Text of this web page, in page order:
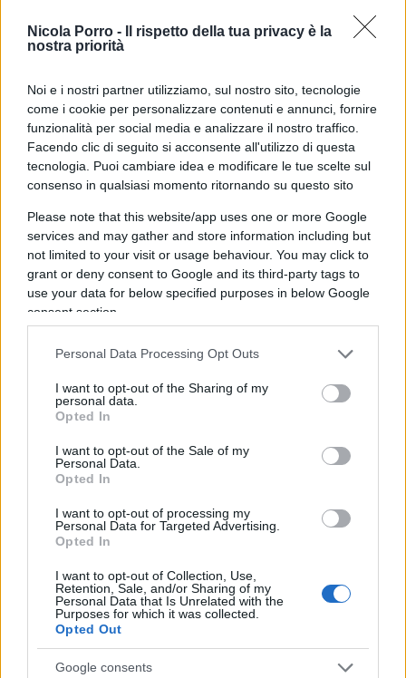
Nicola Porro -
Il rispetto della tua privacy è la
nostra priorità
Noi e i nostri partner utilizziamo, sul nostro sito, tecnologie
come i cookie per personalizzare contenuti e annunci, fornire
funzionalità per social media e analizzare il nostro traffico.
Facendo clic di seguito si acconsente all'utilizzo di questa
tecnologia. Puoi cambiare idea e modificare le tue scelte sul
consenso in qualsiasi momento ritornando su questo sito
Please note that this website/app uses one or more Google
services and may gather and store information including but
not limited to your visit or usage behaviour. You may click to
grant or deny consent to Google and its third-party tags to
use your data for below specified purposes in below Google
consent section.
Personal Data Processing Opt Outs
I want to opt-out of the Sharing of my
personal data.
Opted In
I want to opt-out of the Sale of my
Personal Data.
Opted In
I want to opt-out of processing my
Personal Data for Targeted Advertising.
Opted In
I want to opt-out of Collection, Use,
Retention, Sale, and/or Sharing of my
Personal Data that Is Unrelated with the
Purposes for which it was collected.
Opted Out
Google consents
Minutes”(nessun rimpianto per i minuti spesi su
Rendendo pubblico l’algoritmo ci ha fornito la
chiave di comprensione delle regole usate da
Twitterper selezionare quanto vediamo. Un
sistema complesso, considerato che ogni giorno
vengono prodotti circa500 milioni di messaggi
mentre in una tipica sessione abbiamo il tempo di
consultarne forse una quindicina.
quando è al timone della società (periodo che
viene definito senza alcuna prova
“chaos at Twitter”
da parte delNew York Times
modificarlo al fine di proporre contenuti non di
“click-bait”
di vero interesseper i singoli utilizzatori in
modo, appunto da non far rimpiangere
cammino lungo e complicato
chi scrivesoftwarecomplessi: occorre innanzitutto